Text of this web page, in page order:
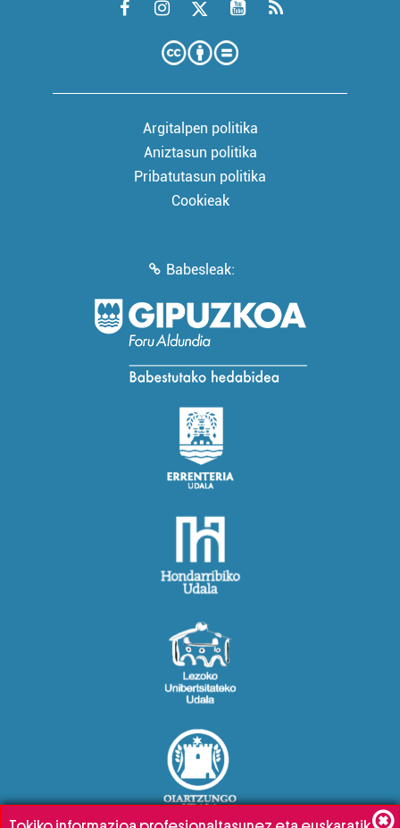
Argitalpen politika
Aniztasun politika
Pribatutasun politika
Cookieak
Babesleak: